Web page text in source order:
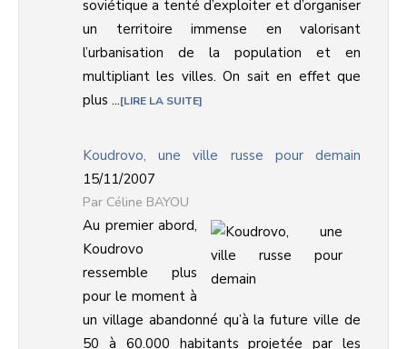
soviétique a tenté d’exploiter et d’organiser
un territoire immense en valorisant
l’urbanisation de la population et en
multipliant les villes. On sait en effet que
plus ... LIRE LA SUITE
Koudrovo, une ville russe pour demain
15/11/2007
Céline BAYOU
Au premier abord,
Koudrovo
ressemble plus
pour le moment à
un village abandonné qu’à la future ville de
50 à 60.000 habitants projetée par les